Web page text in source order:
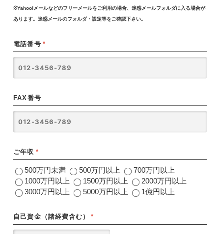
※Yahoo!メールなどのフリーメールをご利用の場合、迷惑メールフォルダに入る場合が
あります。迷惑メールのフォルダ・設定等をご確認下さい。
電話番号 *
FAX番号
ご年収 *
500万円未満 500万円以上
700万円以上
1000万円以上
1500万円以上
2000万円以上
3000万円以上
5000万円以上 1億円以上
自己資金（諸経費含む） *